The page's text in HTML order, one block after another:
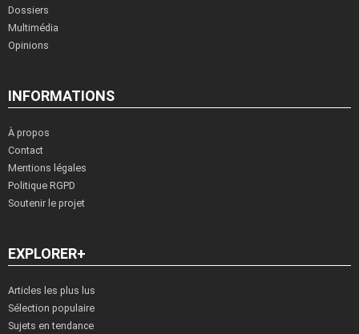
Dossiers
Multimédia
Opinions
INFORMATIONS
À propos
Contact
Mentions légales
Politique RGPD
Soutenir le projet
EXPLORER+
Articles les plus lus
Sélection populaire
Sujets en tendance